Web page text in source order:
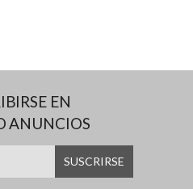
EN
ANUNCIOS